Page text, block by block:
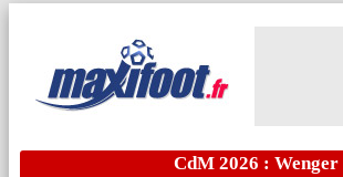
CdM 2026 :